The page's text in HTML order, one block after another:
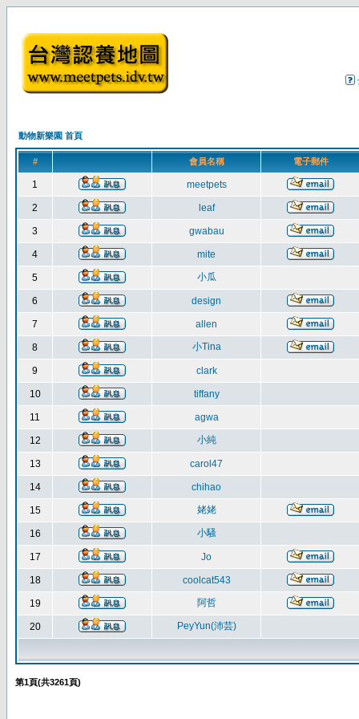
動物新樂園 首頁
# 會員名稱 電子郵件
1 meetpets
2 leaf
3 gwabau
4 mite
5 小瓜
6 design
7 allen
8 小Tina
9 clark
10 tiffany
11 agwa
12 小純
13 carol47
14 chihao
15 姥姥
16 小騷
17 Jo
18 coolcat543
19 阿哲
20 PeyYun(沛芸)
第1頁(共3261頁)